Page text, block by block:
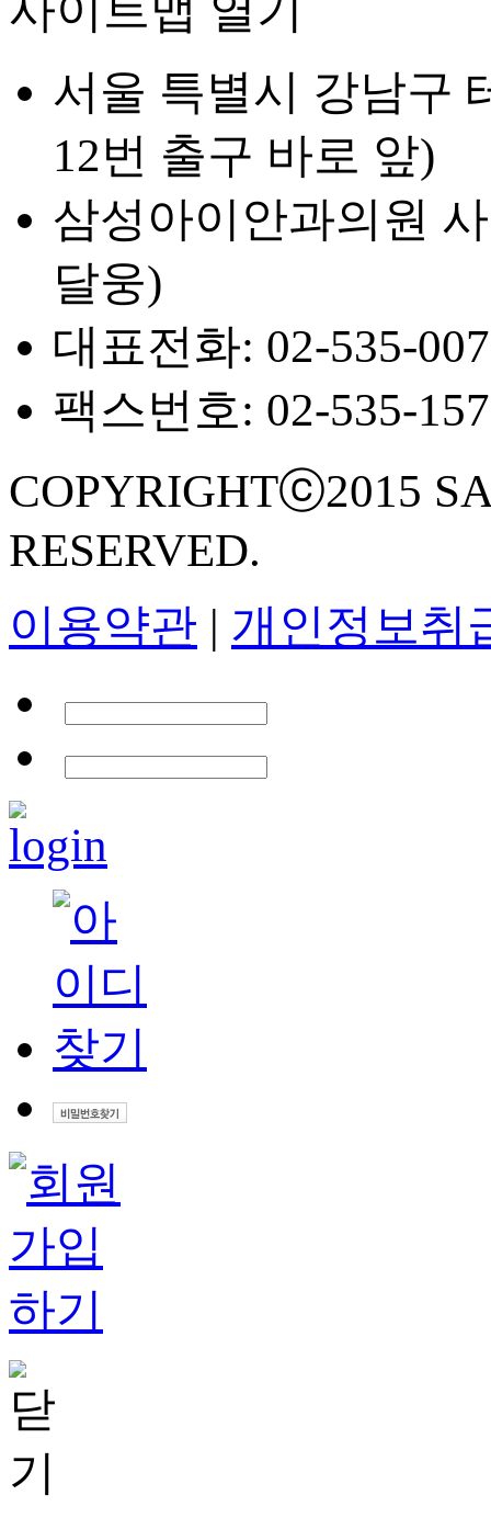
사이트맵 열기
서울 특별시 강남구
12번 출구 바로 앞)
삼성아이안과의원
달웅)
대표전화: 02-535-
팩스번호: 02-535-
COPYRIGHTⓒ2015
RESERVED.
이용약관 | 개인정보취